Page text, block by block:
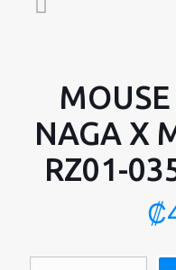
NAGA X
RZ01-
₡